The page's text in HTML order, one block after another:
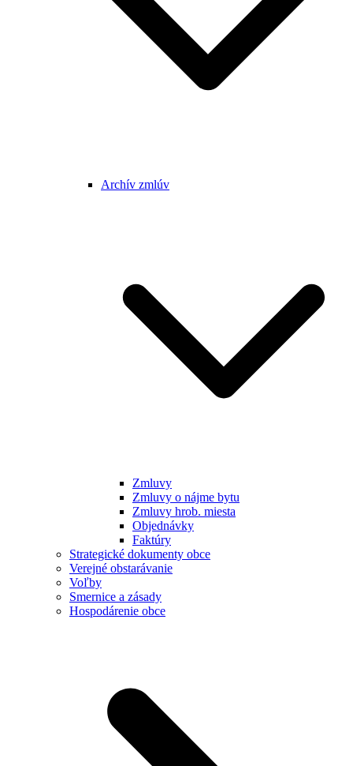
Archív zmlúv
Zmluvy
Zmluvy o nájme bytu
Zmluvy hrob. miesta
Objednávky
Faktúry
Strategické dokumenty obce
Verejné obstarávanie
Voľby
Smernice a zásady
Hospodárenie obce